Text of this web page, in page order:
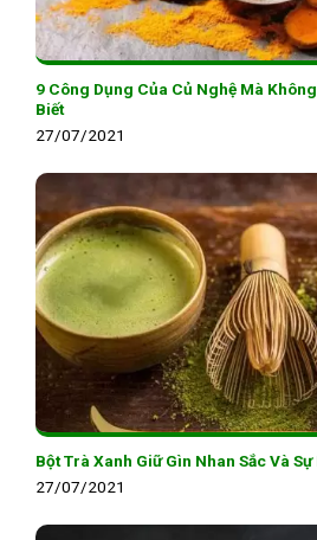
9 Công Dụng Của Củ Nghệ Mà
Biết
27/07/2021
Bột Trà Xanh Giữ Gìn Nhan Sắc Và Sự
27/07/2021